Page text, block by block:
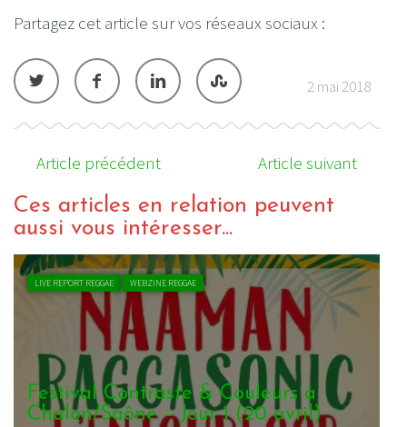
Partagez cet article sur vos réseaux sociaux :
2 mai 2018
Article précédent Article suivant
Ces articles en relation peuvent
aussi vous intéresser...
LIVE REPORT REGGAE WEBZINE REGGAE
Festival Contraste & Couleurs à
Chalon/Saône – Jour 1 (20 avril)